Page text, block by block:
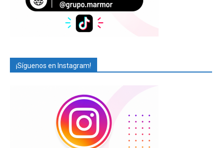
¡Síguenos en Instagram!